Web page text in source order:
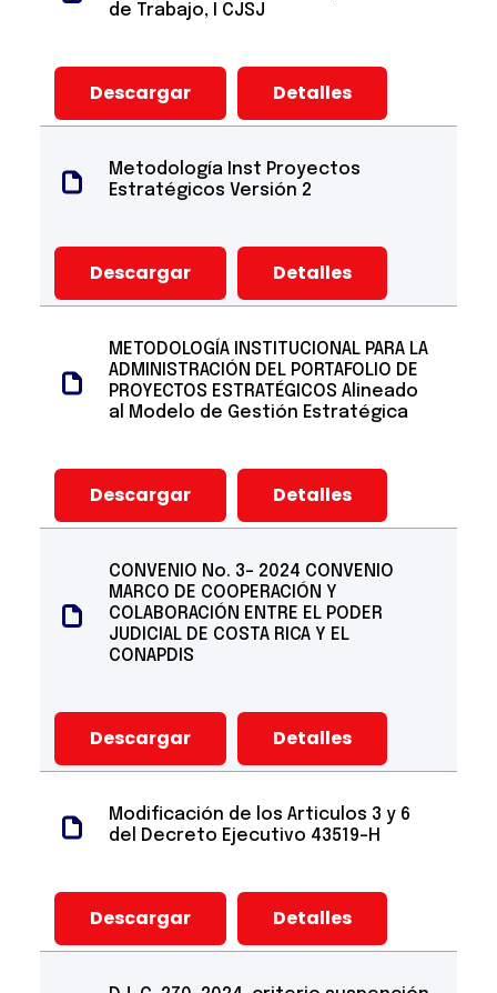
de Trabajo, I CJSJ
Descargar Detalles
Metodología Inst Proyectos
Estratégicos Versión 2
Descargar Detalles
METODOLOGÍA INSTITUCIONAL PARA LA
ADMINISTRACIÓN DEL PORTAFOLIO DE
PROYECTOS ESTRATÉGICOS Alineado
al Modelo de Gestión Estratégica
Descargar Detalles
CONVENIO No. 3- 2024 CONVENIO
MARCO DE COOPERACIÓN Y
COLABORACIÓN ENTRE EL PODER
JUDICIAL DE COSTA RICA Y EL
CONAPDIS
Descargar Detalles
Modificación de los Articulos 3 y 6
del Decreto Ejecutivo 43519-H
Descargar Detalles